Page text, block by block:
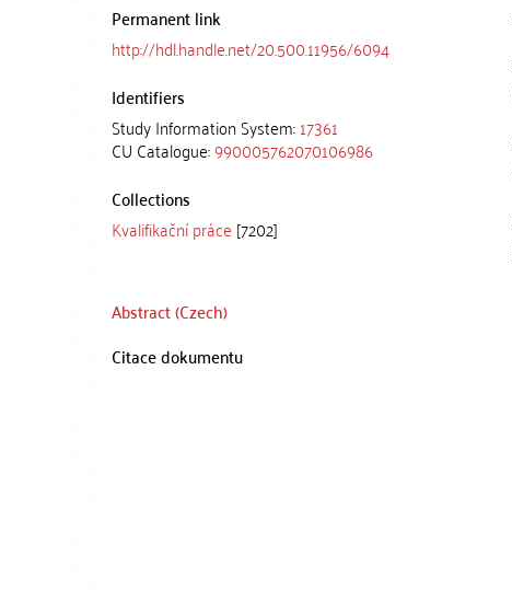
Permanent link
http://hdl.handle.net/20.500.11956/6094
Identifiers
Study Information System:17361
CU Catalogue:990005762070106986
Collections
Kvalifikační práce [7202]
Abstract (Czech)
Citace dokumentu